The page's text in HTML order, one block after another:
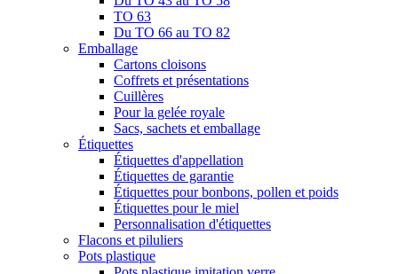
TO 63
Du TO 66 au TO 82
Emballage
Cartons cloisons
Coffrets et présentations
Cuillères
Pour la gelée royale
Sacs, sachets et emballage
Étiquettes
Étiquettes d'appellation
Étiquettes de garantie
Étiquettes pour bonbons, pollen et poids
Étiquettes pour le miel
Personnalisation d'étiquettes
Flacons et piluliers
Pots plastique